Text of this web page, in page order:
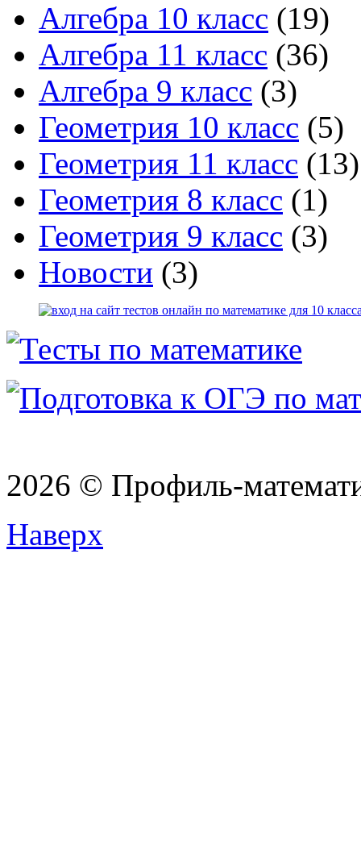
Алгебра 10 класс (19)
Алгебра 11 класс (36)
Алгебра 9 класс (3)
Геометрия 10 класс (5)
Геометрия 11 класс (13)
Геометрия 8 класс (1)
Геометрия 9 класс (3)
Новости (3)
2026 © Профиль-
Наверх